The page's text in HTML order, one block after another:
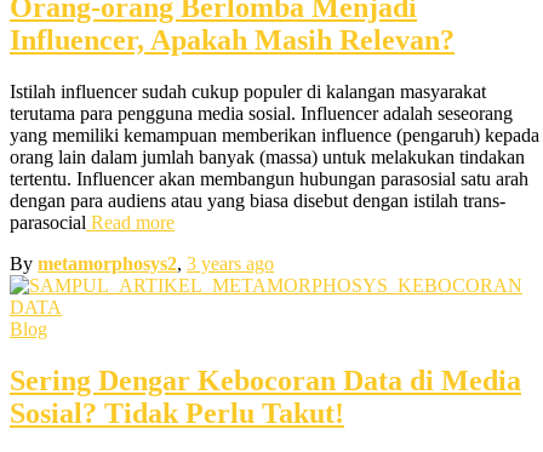
Orang-orang Berlomba Menjadi
Influencer, Apakah Masih Relevan?
Istilah influencer sudah cukup populer di kalangan masyarakat
terutama para pengguna media sosial. Influencer adalah seseorang
yang memiliki kemampuan memberikan influence (pengaruh) kepada
orang lain dalam jumlah banyak (massa) untuk melakukan tindakan
tertentu. Influencer akan membangun hubungan parasosial satu arah
dengan para audiens atau yang biasa disebut dengan istilah trans-
parasocial Read more
By metamorphosys2, 3 years ago
Blog
Sering Dengar Kebocoran Data di Media
Sosial? Tidak Perlu Takut!